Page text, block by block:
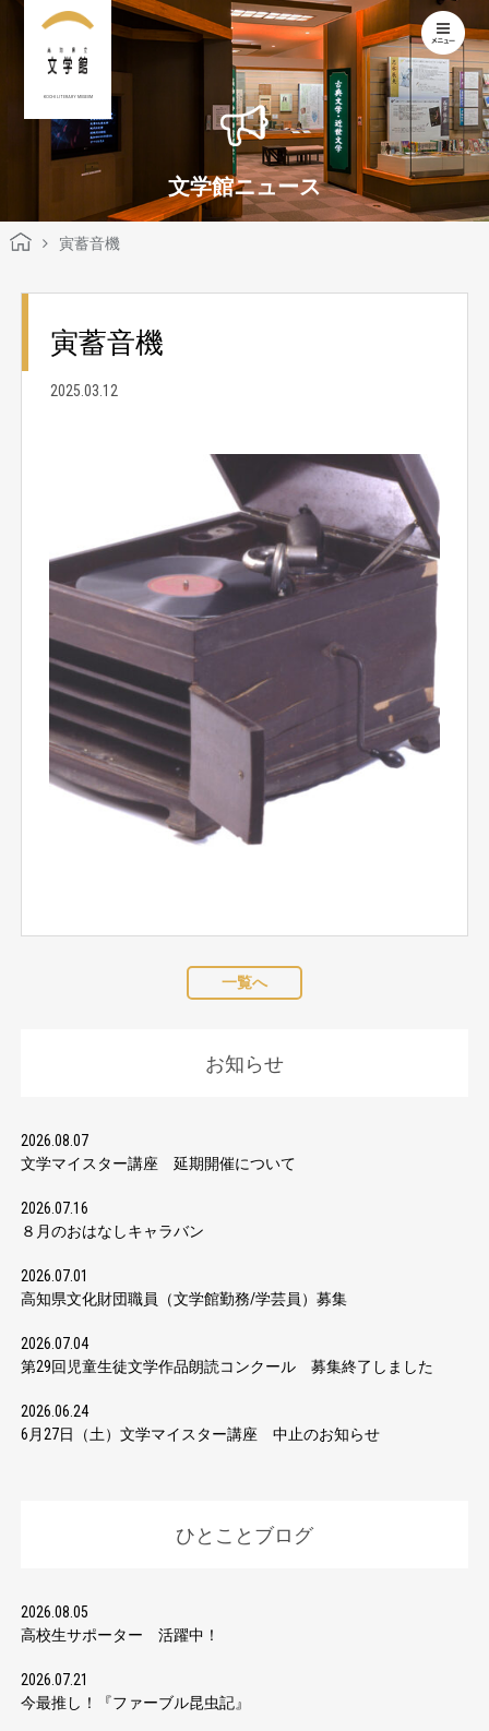
KOCHI LITERARY MUSEUM
文学館ニュース
寅蓄音機
寅蓄音機
2025.03.12
一覧へ
お知らせ
2026.08.07
文学マイスター講座 延期開催について
2026.07.16
８月のおはなしキャラバン
2026.07.01
高知県文化財団職員（文学館勤務/学芸員）募集
2026.07.04
第29回児童生徒文学作品朗読コンクール 募集終了しました
2026.06.24
6月27日（土）文学マイスター講座 中止のお知らせ
ひとことブログ
2026.08.05
高校生サポーター 活躍中！
2026.07.21
今最推し！『ファーブル昆虫記』